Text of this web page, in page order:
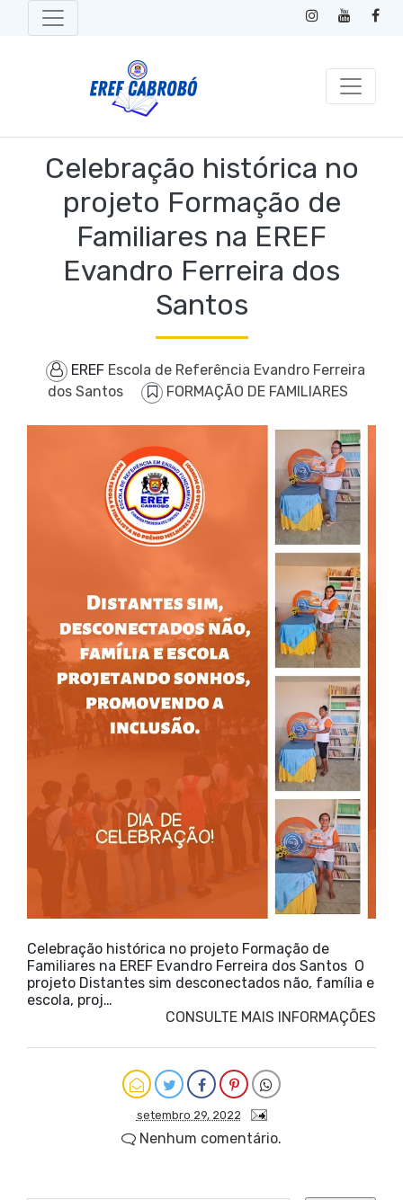
Celebração histórica no
projeto Formação de
Familiares na EREF
Evandro Ferreira dos
Santos
EREF Escola de Referência Evandro Ferreira
dos Santos
FORMAÇÃO DE FAMILIARES
Celebração histórica no projeto Formação de
Familiares na EREF Evandro Ferreira dos Santos O
projeto Distantes sim desconectados não, família e
escola, proj…
CONSULTE MAIS INFORMAÇÕES
setembro 29, 2022
Nenhum comentário.